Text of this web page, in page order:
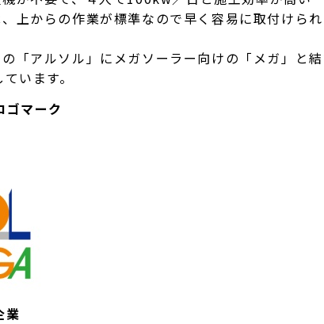
上からの作業が標準なので早く容易に取付けられ
「アルソル」にメガソーラー向けの「メガ」
います。
ゴマーク
業